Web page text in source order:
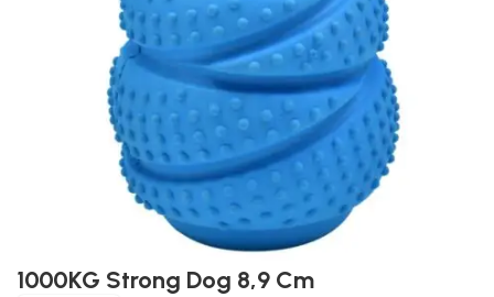
1000KG Strong Dog 8,9 Cm